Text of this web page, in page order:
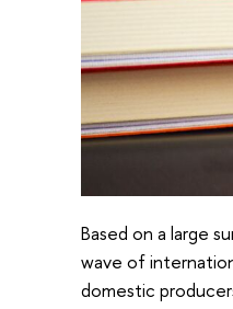
Based on a large
wave of
domestic